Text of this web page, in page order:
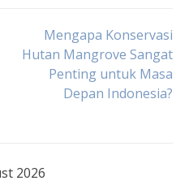
Mengapa Konservasi
Hutan Mangrove Sangat
Penting untuk Masa
Depan Indonesia?
2026